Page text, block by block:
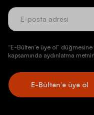
“E-Bülten’e üye ol”
kapsamında aydınlatma
E-Bülten’e üye ol